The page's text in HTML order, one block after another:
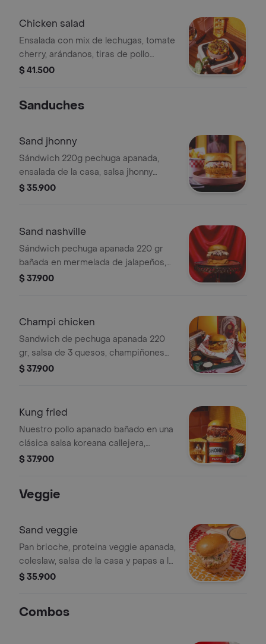
Chicken salad
Ensalada con mix de lechugas, tomate
cherry, arándanos, tiras de pollo
apanado, tocineta, queso parmesano
$ 41.500
Sanduches
Sand jhonny
Sándwich 220g pechuga apanada,
ensalada de la casa, salsa jhonny
ranch, papas a la francesa
$ 35.900
Sand nashville
Sándwich pechuga apanada 220 gr
bañada en mermelada de jalapeños,
coleslaw, pepinillos artesanales y
$ 37.900
Champi chicken
Sandwich de pechuga apanada 220
gr, salsa de 3 quesos, champiñones
salteados, tocineta crispy y papas a la
$ 37.900
Kung fried
Nuestro pollo apanado bañado en una
clásica salsa koreana callejera,
semillas de sésamo, encurtido de
japonesa sobre un pan brioche,
$ 37.900
Veggie
Sand veggie
Pan brioche, proteina veggie apanada,
coleslaw, salsa de la casa y papas a la
francesa.
$ 35.900
Combos